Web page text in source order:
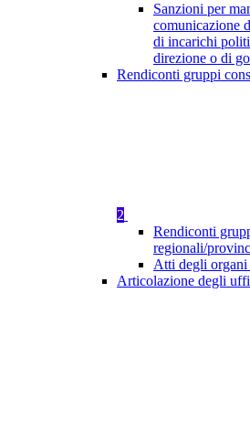
Sanzioni per
comunicazione
di incarichi
direzione o di
Rendiconti gruppi
2
Rendiconti
regionali/
Atti degli
Articolazione degli